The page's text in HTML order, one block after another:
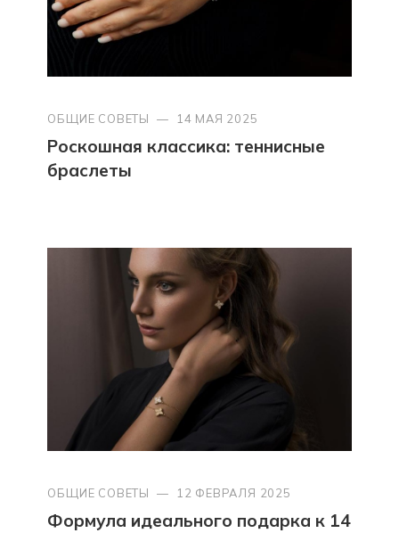
ОБЩИЕ СОВЕТЫ — 14 МАЯ 2025
Роскошная классика: теннисные
браслеты
ОБЩИЕ СОВЕТЫ — 12 ФЕВРАЛЯ 2025
Формула идеального подарка к 14